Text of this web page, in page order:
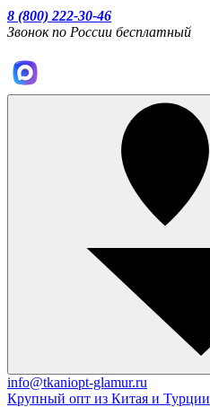
8 (800) 222-30-46
Звонок по России бесплатный
info@tkaniopt-glamur.ru
Крупный опт из Китая и Турции